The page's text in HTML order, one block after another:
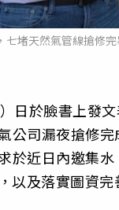
七堵天然氣管線搶修
日於臉書上發
公司漏夜搶修
於近日內邀集
以及落實圖資完